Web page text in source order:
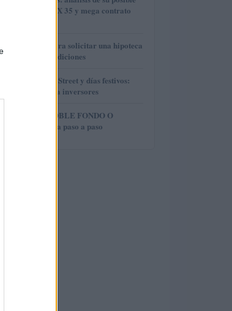
en el IBEX 35 y mega contrato
Guía definitiva para solicitar una hipoteca
mejorar sus condiciones
de Wall Street y días festivos:
guía práctica para inversores
MODELO DE DOBLE FONDO O
MODELO W: guía paso a paso